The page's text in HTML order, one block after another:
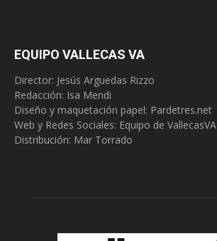
EQUIPO VALLECAS VA
Director: Jesús Arguedas Rizzo
Redacción: Isa Mendi
Diseño y maquetación papel: Pardetres.net
Web y Redes Sociales: Equipo de VallecasVA
Distribución: Mar Torrado